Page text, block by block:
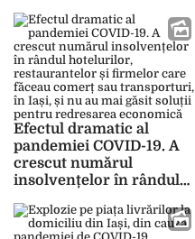
2021 o sumă dublă,
comparativ cu
decembrie 2020
Efectul dramatic al
pandemiei COVID-19. A
crescut numărul
insolvențelor în rândul
restaurantelor și
firmelor care făceau